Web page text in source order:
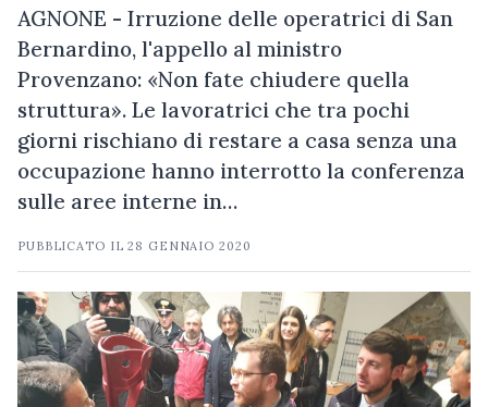
AGNONE - Irruzione delle operatrici di San
Bernardino, l'appello al ministro
Provenzano: «Non fate chiudere quella
struttura». Le lavoratrici che tra pochi
giorni rischiano di restare a casa senza una
occupazione hanno interrotto la conferenza
sulle aree interne in…
PUBBLICATO IL28 GENNAIO 2020